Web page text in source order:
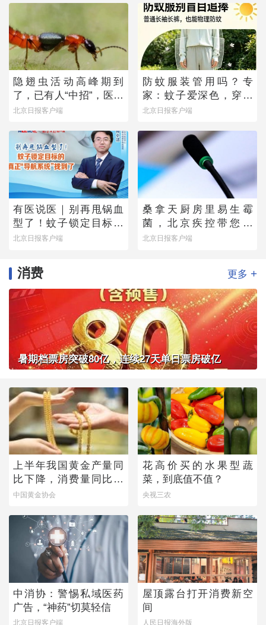
隐翅虫活动高峰期到
了，已有人“中招”，医生
提醒——
北京日报客户端
防蚊服装管用吗？专
家：蚊子爱深色，穿浅
色衣服不易招蚊子
北京日报客户端
有医说医｜别再甩锅血
型了！蚊子锁定目标的
真正“导航系统”找到了
北京日报客户端
桑拿天厨房里易生霉
菌，北京疾控带您排
除“高风险点位”
北京日报客户端
消费 更多 +
暑期档票房突破80亿，连续27天单日票房破亿
上半年我国黄金产量同
比下降，消费量同比微
增
中国黄金协会
花高价买的水果型蔬
菜，到底值不值？
央视三农
中消协：警惕私域医药
广告，“神药”切莫轻信
北京日报客户端
屋顶露台打开消费新空
间
人民日报海外版